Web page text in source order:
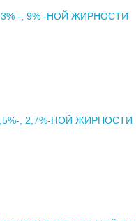
-, 9% -НОЙ ЖИРНОСТИ
, 2,7%-НОЙ ЖИРНОСТИ